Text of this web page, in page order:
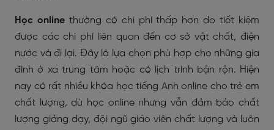
Học onlinethường có chi phí thấp hơn do tiết kiệm
được các chi phí liên quan đến cơ sở vật chất, điện
nước và đi lại. Đây là lựa chọn phù hợp cho những gia
đình ở xa trung tâm hoặc có lịch trình bận rộn. Hiện
nay có rất nhiều khóa học tiếng Anh online cho trẻ em
chất lượng, dù học online nhưng vẫn đảm bảo chất
lượng giảng dạy, đội ngũ giáo viên chất lượng và luôn